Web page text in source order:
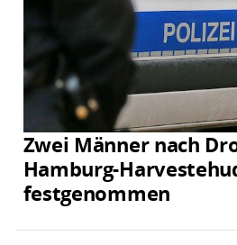
Zwei Männer nach
Hamburg-
festgenommen